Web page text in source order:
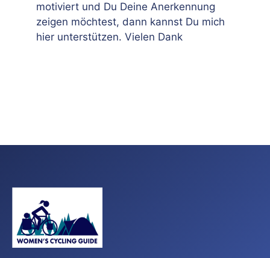
motiviert und Du Deine Anerkennung
zeigen möchtest, dann kannst Du mich
hier unterstützen. Vielen Dank